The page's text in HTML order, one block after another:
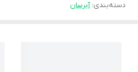
دسته‌بندی:آبرسان